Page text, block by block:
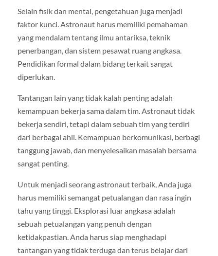
Selain fisik dan mental, pengetahuan juga menjadi
faktor kunci. Astronaut harus memiliki pemahaman
yang mendalam tentang ilmu antariksa, teknik
penerbangan, dan sistem pesawat ruang angkasa.
Pendidikan formal dalam bidang terkait sangat
diperlukan.
Tantangan lain yang tidak kalah penting adalah
kemampuan bekerja sama dalam tim. Astronaut tidak
bekerja sendiri, tetapi dalam sebuah tim yang terdiri
dari berbagai ahli. Kemampuan berkomunikasi, berbagi
tanggung jawab, dan menyelesaikan masalah bersama
sangat penting.
Untuk menjadi seorang astronaut terbaik, Anda juga
harus memiliki semangat petualangan dan rasa ingin
tahu yang tinggi. Eksplorasi luar angkasa adalah
sebuah petualangan yang penuh dengan
ketidakpastian. Anda harus siap menghadapi
tantangan yang tidak terduga dan terus belajar dari